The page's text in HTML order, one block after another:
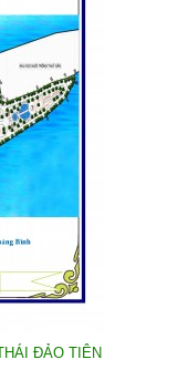
ĐẢO TIÊN